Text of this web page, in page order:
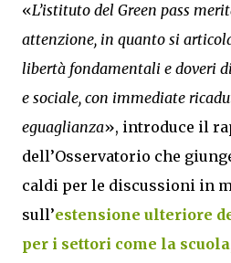
«L’istituto del Green pass
attenzione, in quanto si
libertà fondamentali e doveri
e sociale, con immediate
eguaglianza», introduce il
dell’Osservatorio che
caldi per le discussioni in
sull’estensione ulteriore
per i settori come la